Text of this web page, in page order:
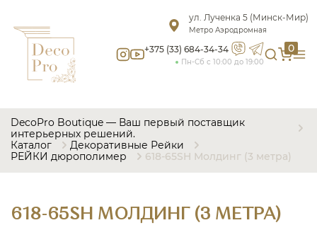
ул. Лученка 5 (Минск-Мир)
Метро Аэродромная
+375 (33) 684-34-34
Пн-Сб с 10:00 до 19:00
0
DecoPro Boutique — Ваш первый поставщик
интерьерных решений.
Каталог
Декоративные Рейки
РЕЙКИ дюрополимер
618-65SH Молдинг (3 метра)
618-65SH МОЛДИНГ (3 МЕТРА)